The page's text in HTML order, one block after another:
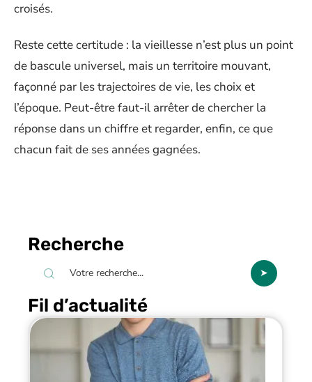
croisés.
Reste cette certitude : la vieillesse n’est plus un point
de bascule universel, mais un territoire mouvant,
façonné par les trajectoires de vie, les choix et
l’époque. Peut-être faut-il arrêter de chercher la
réponse dans un chiffre et regarder, enfin, ce que
chacun fait de ses années gagnées.
Recherche
Fil d’actualité